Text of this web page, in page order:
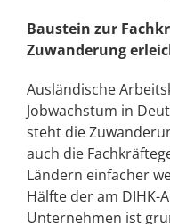
Baustein zur
Zuwanderung
Ausländische
Jobwachstum in
steht die
auch die
Ländern einfacher
Hälfte der am
Unternehmen ist